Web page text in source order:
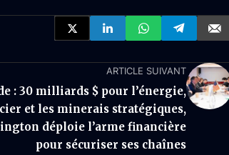
ARTICLE SUIVANT
: 30 milliards $ pour l’énergie,
et les minerais stratégiques,
déploie l’arme financière
pour sécuriser ses chaînes